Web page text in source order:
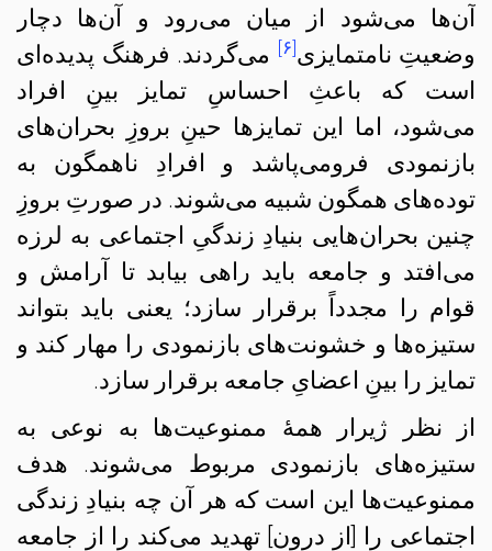
آن‌ها می‌شود از میان می‌رود و آن‌ها دچار
وضعیتِ نامتمایزی[۶] می‌گردند. فرهنگ پدیده‌ای
است که باعثِ احساسِ تمایز بینِ افراد
می‌شود، اما این تمایزها حینِ بروزِ بحران‌های
بازنمودی فرومی‌پاشد و افرادِ ناهمگون به
توده‌های همگون شبیه می‌شوند. در صورتِ بروزِ
چنین بحران‌هایی بنیادِ زندگیِ اجتماعی به لرزه
می‌افتد و جامعه باید راهی بیابد تا آرامش و
قوام را مجدداً برقرار سازد؛ یعنی باید بتواند
ستیزه‌ها و خشونت‌های بازنمودی را مهار کند و
تمایز را بینِ اعضایِ جامعه برقرار سازد.
از نظر ژیرار همهٔ ممنوعیت‌ها به نوعی به
ستیزه‌های بازنمودی مربوط می‌شوند. هدف
ممنوعیت‌ها این است که هر آن چه بنیادِ زندگی
اجتماعی را [از درون] تهدید می‌کند را از جامعه